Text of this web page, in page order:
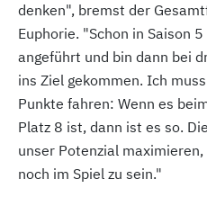
denken", bremst der
Euphorie. "Schon in Saison
angeführt und bin dann bei
ins Ziel gekommen. Ich
Punkte fahren: Wenn es
Platz 8 ist, dann ist es so.
unser Potenzial
noch im Spiel zu sein."